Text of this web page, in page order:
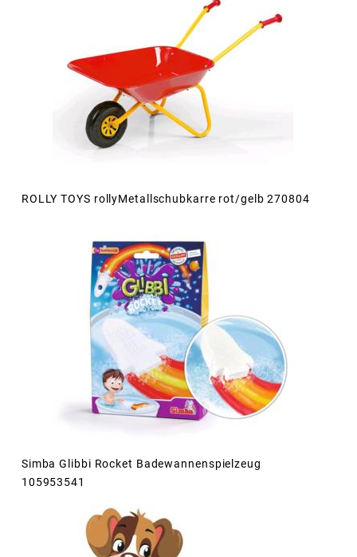
ROLLY TOYS rollyMetallschubkarre rot/gelb 270804
Simba Glibbi Rocket Badewannenspielzeug
105953541